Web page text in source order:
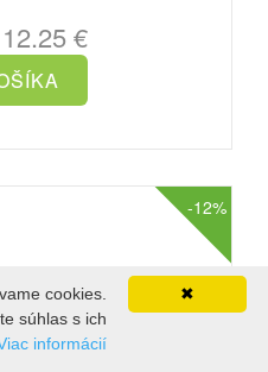
€
-12%
✖
cookies.
súhlas s ich
informácií